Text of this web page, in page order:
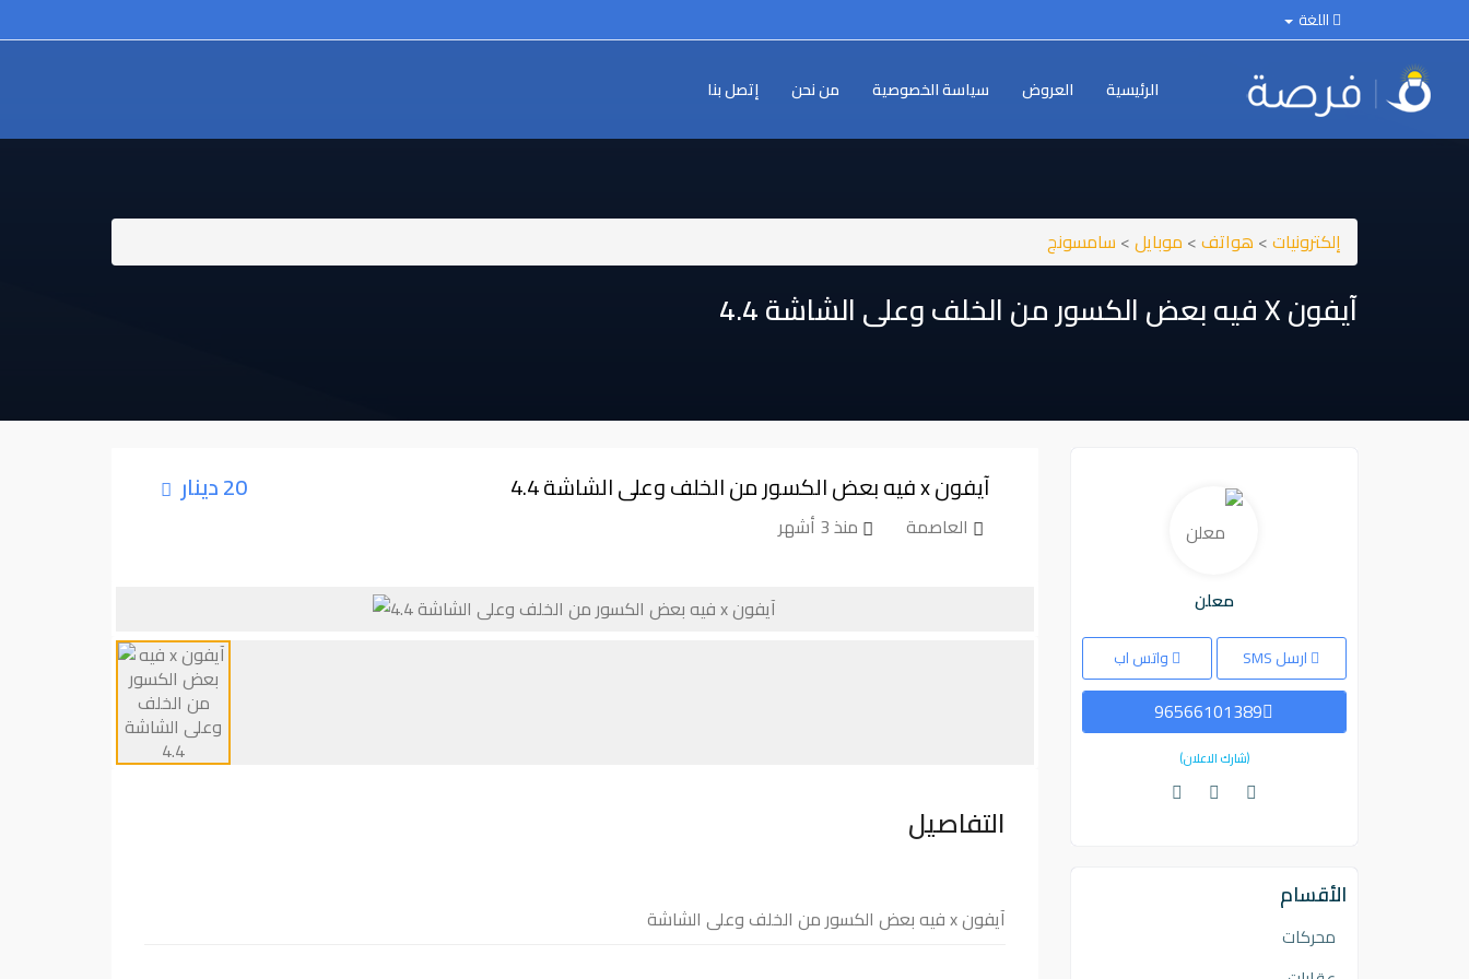
اللغة
الرئيسية العروض سياسة الخصوصية من نحن إتصل بنا
إلكترونيات> هواتف> موبايل> سامسونج
آيفون ⁦⁦x⁩⁩ فيه بعض الكسور من الخلف وعلى الشاشة 4.4
آيفون ⁦⁦x⁩⁩ فيه بعض الكسور من الخلف وعلى الشاشة 4.4
العاصمة منذ 3 أشهر
20 دينار
التفاصيل
آيفون x فيه بعض الكسور من الخلف وعلى الشاشة
معلن
ارسل SMS واتس اب
96566101389
(شارك الاعلان)
الأقسام
محركات